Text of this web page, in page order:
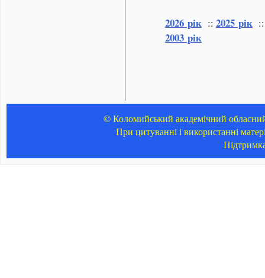
2026 рік :: 2025 рік
2003 рік
© Коломийський академічний
При цитуванні і використанні